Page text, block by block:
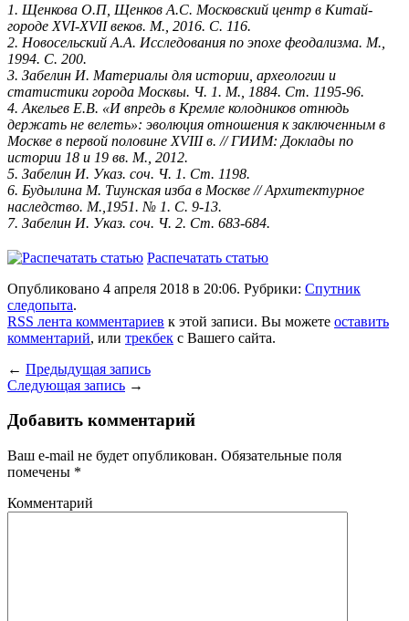
1. Щенкова О.П, Щенков А.С. Московский центр в Китай-
городе XVI-XVII веков. М., 2016. С. 116.
2. Новосельский А.А. Исследования по эпохе феодализма. М.,
1994. С. 200.
3. Забелин И. Материалы для истории, археологии и
статистики города Москвы. Ч. 1. М., 1884. Ст. 1195-96.
4. Акельев Е.В. «И впредь в Кремле колодников отнюдь
держать не велеть»: эволюция отношения к заключенным в
Москве в первой половине XVIII в. // ГИИМ: Доклады по
истории 18 и 19 вв. М., 2012.
5. Забелин И. Указ. соч. Ч. 1. Ст. 1198.
6. Будылина М. Тиунская изба в Москве // Архитектурное
наследство. М.,1951. № 1. С. 9-13.
7. Забелин И. Указ. соч. Ч. 2. Ст. 683-684.
Распечатать статью
Опубликовано 4 апреля 2018 в 20:06. Рубрики: Спутник
следопыта.
RSS лента комментариев к этой записи. Вы можете оставить
комментарий, или трекбек с Вашего сайта.
← Предыдущая запись
Следующая запись →
Добавить комментарий
Ваш e-mail не будет опубликован. Обязательные поля
помечены *
Комментарий